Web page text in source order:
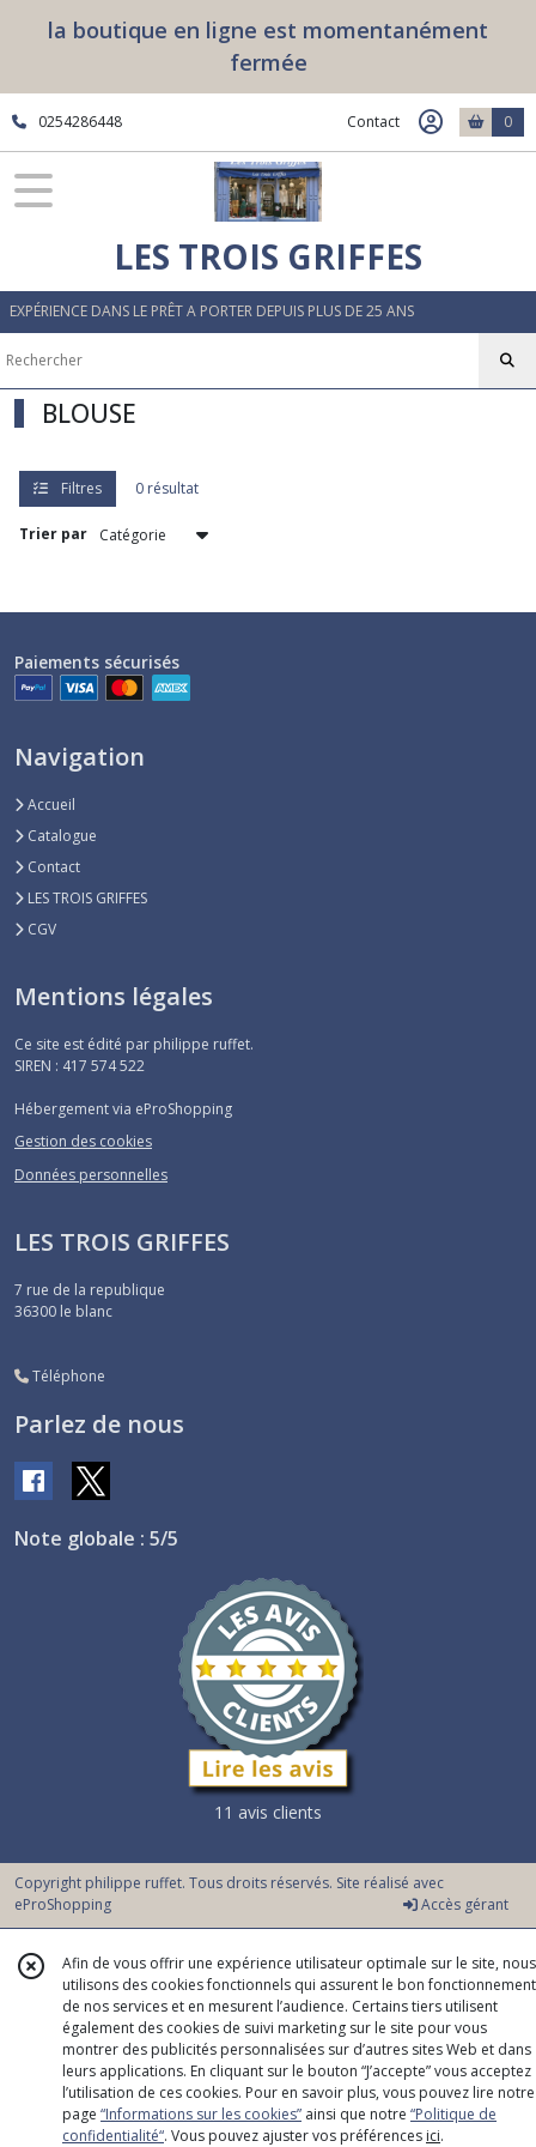
la boutique en ligne est momentanément
fermée
0254286448 Contact 0
LES TROIS GRIFFES
EXPÉRIENCE DANS LE PRÊT A PORTER DEPUIS PLUS DE 25 ANS
BLOUSE
Filtres 0 résultat
Trier par
Fermer
FILTRES
Tous
les
produits
T
SHIRT
(3)
JEANS
PANTALON
(1)
Afficher
résultats
Paiements sécurisés
Navigation
Accueil
Catalogue
Contact
LES TROIS GRIFFES
CGV
Mentions légales
Ce site est édité par philippe ruffet.
SIREN : 417 574 522
Hébergement via eProShopping
Gestion des cookies
Données personnelles
LES TROIS GRIFFES
7 rue de la republique
36300 le blanc
Téléphone
Parlez de nous
Note globale : 5/5
11 avis clients
Copyright philippe ruffet. Tous droits réservés. Site réalisé avec
eProShopping
Accès gérant
Afin de vous offrir une expérience utilisateur optimale sur le site, nous
utilisons des cookies fonctionnels qui assurent le bon fonctionnement
de nos services et en mesurent l’audience. Certains tiers utilisent
également des cookies de suivi marketing sur le site pour vous
montrer des publicités personnalisées sur d’autres sites Web et dans
leurs applications. En cliquant sur le bouton “J’accepte” vous acceptez
l’utilisation de ces cookies. Pour en savoir plus, vous pouvez lire notre
page “Informations sur les cookies” ainsi que notre “Politique de
confidentialité“. Vous pouvez ajuster vos préférences ici.